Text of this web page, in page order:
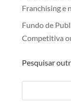
Franchising e
Fundo de
Competitiva
Pesquisar